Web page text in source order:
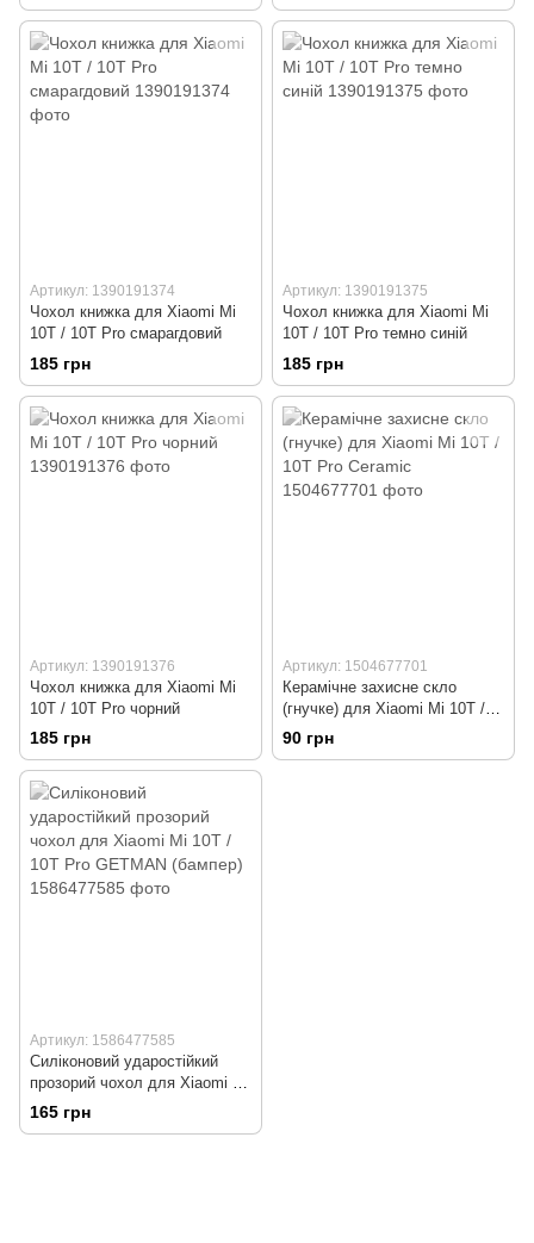
Артикул: 1390191374
Чохол книжка для Xiaomi Mi
10T / 10T Pro смарагдовий
185 грн
Артикул: 1390191375
Чохол книжка для Xiaomi Mi
10T / 10T Pro темно синій
185 грн
Артикул: 1390191376
Чохол книжка для Xiaomi Mi
10T / 10T Pro чорний
185 грн
Артикул: 1504677701
Керамічне захисне скло
(гнучке) для Xiaomi Mi 10T /
10T Pro Ceramic
90 грн
Артикул: 1586477585
Силіконовий ударостійкий
прозорий чохол для Xiaomi Mi
10T / 10T Pro GETMAN
(бампер)
165 грн